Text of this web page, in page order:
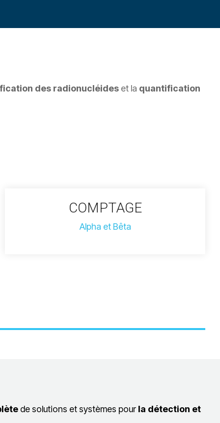
des radionucléides et la quantification
COMPTAGE
Alpha et Bêta
de solutions et systèmes pour la détection et